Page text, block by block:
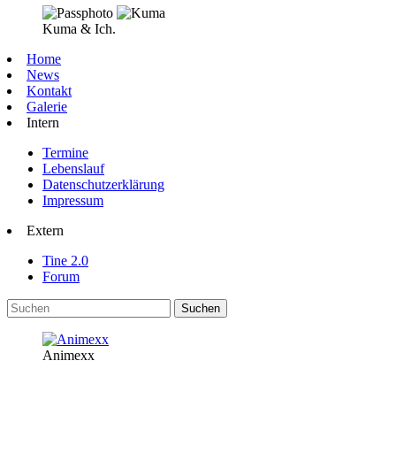
Kuma & Ich.
Home
News
Kontakt
Galerie
Intern
Termine
Lebenslauf
Datenschutzerklärung
Impressum
Extern
Tine 2.0
Forum
Animexx